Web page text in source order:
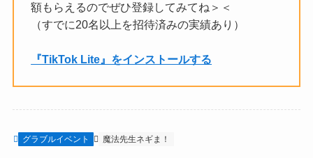
額もらえるのでぜひ登録してみてね＞＜
（すでに20名以上を招待済みの実績あり）
『TikTok Lite』をインストールする
グラブルイベント 魔法先生ネギま！